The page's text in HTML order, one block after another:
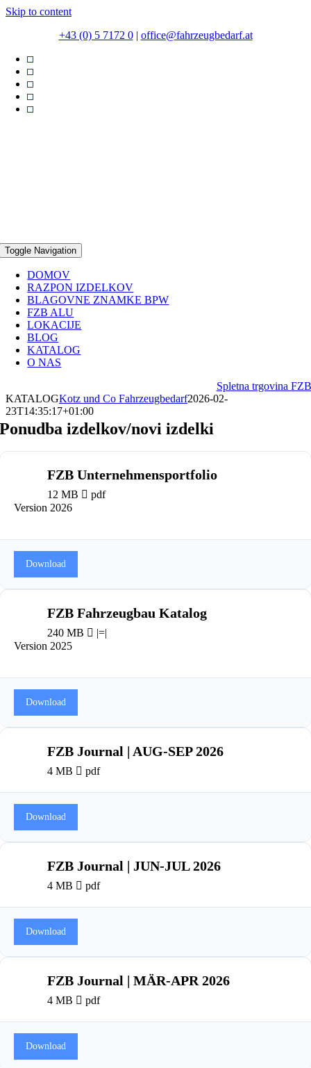
Skip to content
+43 (0) 5 7172 0| office@fahrzeugbedarf.at
Toggle Navigation
DOMOV
RAZPON IZDELKOV
BLAGOVNE ZNAMKE BPW
FZB ALU
LOKACIJE
BLOG
KATALOG
O NAS
Spletna trgovina FZB
KATALOGKotz und Co Fahrzeugbedarf2026-02-
23T14:35:17+01:00
Ponudba izdelkov/novi izdelki
FZB Unternehmensportfolio
12 MB
pdf
Version 2026
Download
FZB Fahrzeugbau Katalog
240 MB
|=|
Version 2025
Download
FZB Journal | AUG-SEP 2026
4 MB pdf
Download
FZB Journal | JUN-JUL 2026
4 MB pdf
Download
FZB Journal | MÄR-APR 2026
4 MB pdf
Download